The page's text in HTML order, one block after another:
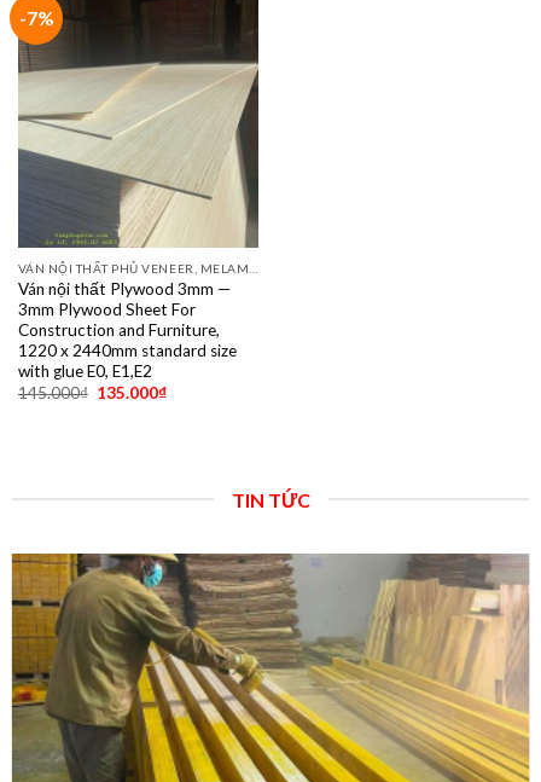
-7%
Ván nội thất Plywood 3mm —
3mm Plywood Sheet For
Construction and Furniture,
1220 x 2440mm standard size
with glue E0, E1,E2
145.000₫ 135.000₫
TIN TỨC